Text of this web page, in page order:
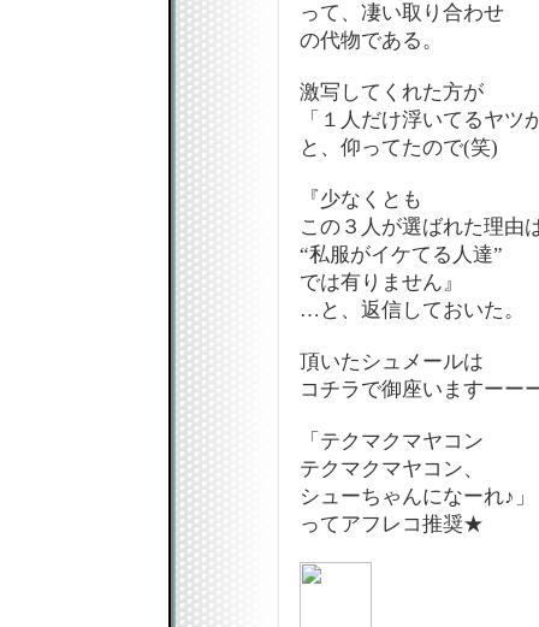
って、凄い取り合わせ
の代物である。
激写してくれた方が
「１人だけ浮いてるヤツ
と、仰ってたので(笑)
『少なくとも
この３人が選ばれた理由
“私服がイケてる人達”
では有りません』
…と、返信しておいた。
頂いたシュメールは
コチラで御座いますーー
「テクマクマヤコン
テクマクマヤコン、
シューちゃんになーれ♪」
ってアフレコ推奨★